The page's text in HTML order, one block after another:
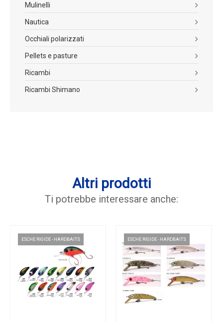
Mulinelli
Nautica
Occhiali polarizzati
Pellets e pasture
Ricambi
Ricambi Shimano
Altri prodotti
Ti potrebbe interessare anche:
ESCHE RIGIDE - HARDBAITS ESCHE RIGIDE - HARDBAITS